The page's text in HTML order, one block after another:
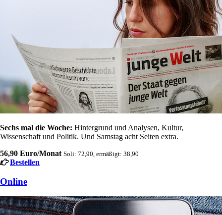
Sechs mal die Woche: Hintergrund und Analysen, Kultur,
Wissenschaft und Politik. Und Samstag acht Seiten extra.
56,90 Euro/Monat Soli: 72,90, ermäßigt: 38,90
Bestellen
Online